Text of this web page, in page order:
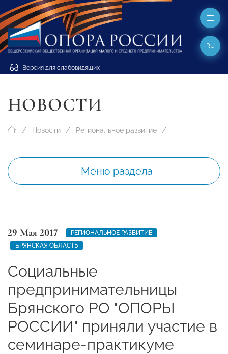
Версия для слабовидящих
RU
НОВОСТИ
Новости Региональное развитие
Меню раздела
29 Мая 2017
РЕГИОНАЛЬНОЕ РАЗВИТИЕ
БРЯНСКАЯ ОБЛАСТЬ
Социальные
предпринимательницы
Брянского РО "ОПОРЫ
РОССИИ" приняли участие в
семинаре-практикуме